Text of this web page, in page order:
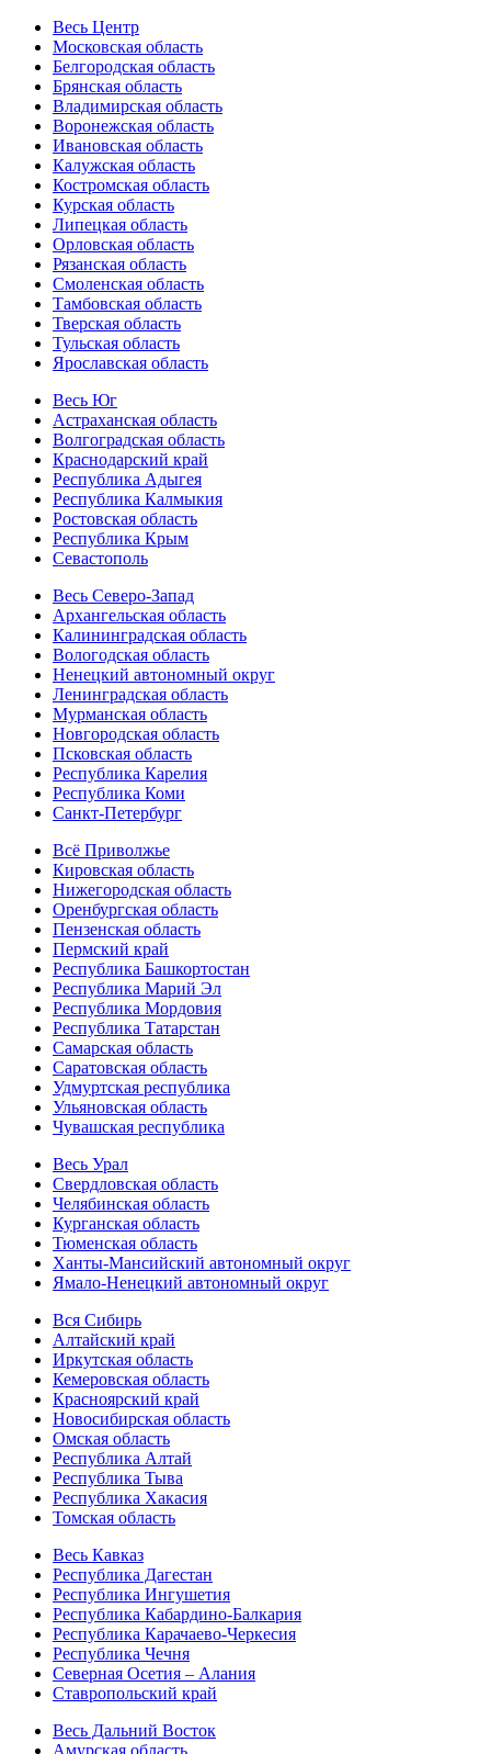
Весь Центр
Московская область
Белгородская область
Брянская область
Владимирская область
Воронежская область
Ивановская область
Калужская область
Костромская область
Курская область
Липецкая область
Орловская область
Рязанская область
Смоленская область
Тамбовская область
Тверская область
Тульская область
Ярославская область
Весь Юг
Астраханская область
Волгоградская область
Краснодарский край
Республика Адыгея
Республика Калмыкия
Ростовская область
Республика Крым
Севастополь
Весь Северо-Запад
Архангельская область
Калининградская область
Вологодская область
Ненецкий автономный округ
Ленинградская область
Мурманская область
Новгородская область
Псковская область
Республика Карелия
Республика Коми
Санкт-Петербург
Всё Приволжье
Кировская область
Нижегородская область
Оренбургская область
Пензенская область
Пермский край
Республика Башкортостан
Республика Марий Эл
Республика Мордовия
Республика Татарстан
Самарская область
Саратовская область
Удмуртская республика
Ульяновская область
Чувашская республика
Весь Урал
Свердловская область
Челябинская область
Курганская область
Тюменская область
Ханты-Мансийский автономный округ
Ямало-Ненецкий автономный округ
Вся Сибирь
Алтайский край
Иркутская область
Кемеровская область
Красноярский край
Новосибирская область
Омская область
Республика Алтай
Республика Тыва
Республика Хакасия
Томская область
Весь Кавказ
Республика Дагестан
Республика Ингушетия
Республика Кабардино-Балкария
Республика Карачаево-Черкесия
Республика Чечня
Северная Осетия – Алания
Ставропольский край
Весь Дальний Восток
Амурская область